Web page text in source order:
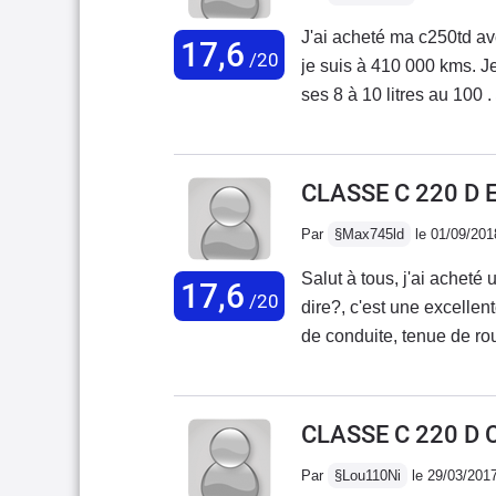
bonne étoile existe
sommes toujours aussi
peut durer longtemps et
17,6 /20
J'ai acheté ma c250td
je suis à 410 000 kms.
ses 8 à 10 litres au 100
régulièrement! Mais
présent. Je sais
l'abandonner mais
devoir jeter du matériel
cylindres blocs,
de tomber en panne ça
C'est le même sur les
17,6 /20
CLASSE C 220 D
Par §Max745ld le 01/09/
Salut à tous, j'ai acheté
dire?, c'est une
de conduite, tenue de
elle en avait aujourd'hui
durant toute ces
d'usure, aucune panne
la pompe à injection, la
CLASSE C 220 D
Par §Lou110Ni le 29/03/